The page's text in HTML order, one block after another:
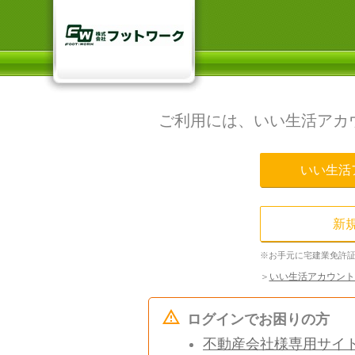
ご利用には、いい生活ア
いい生活
新
※お手元に宅建業免許
＞ いい生活アカウン
ログインでお困りの方
不動産会社様専用サイ